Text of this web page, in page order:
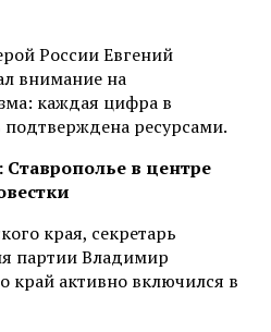
России Евгений
внимание на
каждая цифра в
ресурсами.
в центре
края, секретарь
партии Владимир
край активно включился в